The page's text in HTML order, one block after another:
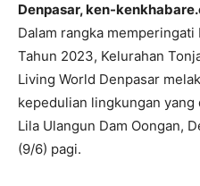
Denpasar, ken-
Dalam rangka
Tahun 2023, Kelurahan
Living World Denpasar
kepedulian lingkungan yang
Lila Ulangun Dam Oongan,
(9/6) pagi.